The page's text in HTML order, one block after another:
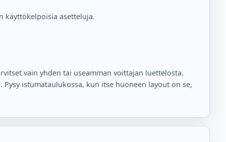
käyttökelpoisia asetteluja.
vain yhden tai useamman voittajan luettelosta.
istumataulukossa, kun itse huoneen layout on se,